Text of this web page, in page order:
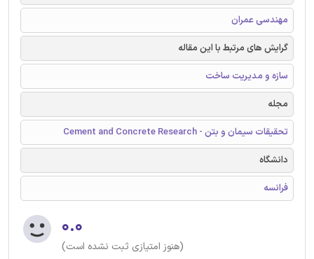
مهندسی عمران
گرایش های مرتبط با این مقاله
سازه و مدیریت ساخت
مجله
تحقیقات سیمان و بتن - Cement and Concrete Research
دانشگاه
فرانسه
۰.۰
(هنوز امتیازی ثبت نشده است)